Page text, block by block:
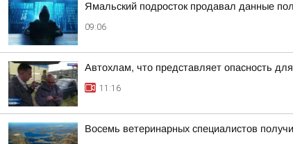
Ямальский подросток продавал данные
09:06
Автохлам, что представляет опасность
11:16
Восемь ветеринарных специалистов